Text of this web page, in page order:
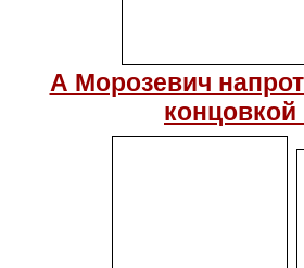
А Морозевич